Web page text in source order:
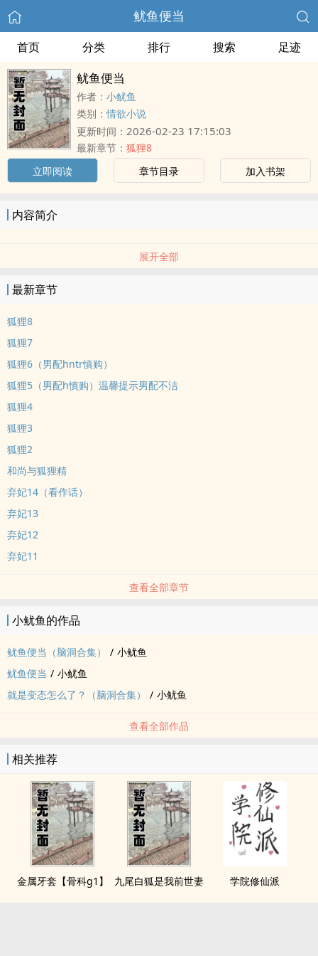
鱿鱼便当
首页 分类 排行 搜索 足迹
鱿鱼便当
作者： 小鱿鱼
类别：情欲小说
更新时间： 2026-02-23 17:15:03
最新章节： 狐狸8
立即阅读
章节目录 加入书架
内容简介
展开全部
最新章节
狐狸8
狐狸7
狐狸6（男配hntr慎购）
狐狸5（男配h慎购）温馨提示男配不洁
狐狸4
狐狸3
狐狸2
和尚与狐狸精
弃妃14（看作话）
弃妃13
弃妃12
弃妃11
查看全部章节
小鱿鱼的作品
鱿鱼便当（脑洞合集） / 小鱿鱼
鱿鱼便当 / 小鱿鱼
就是变态怎么了？（脑洞合集）
/ 小鱿鱼
查看全部作品
相关推荐
金属牙套【骨科g1】 九尾白狐是我前世妻 学院修仙派